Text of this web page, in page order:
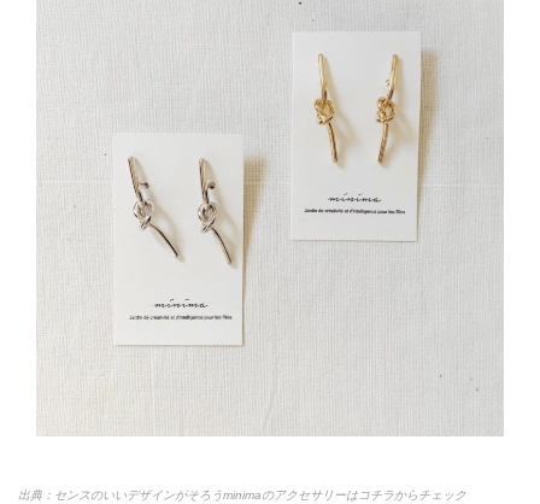
出典：センスのいいデザインがそろうminimaのアクセサリーはコチラからチェック